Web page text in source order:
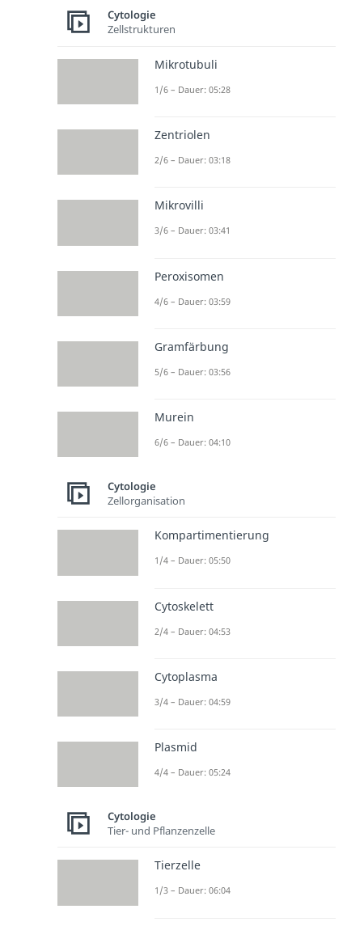
Cytologie
Zellstrukturen
Mikrotubuli
1/6 – Dauer: 05:28
Zentriolen
2/6 – Dauer: 03:18
Mikrovilli
3/6 – Dauer: 03:41
Peroxisomen
4/6 – Dauer: 03:59
Gramfärbung
5/6 – Dauer: 03:56
Murein
6/6 – Dauer: 04:10
Cytologie
Zellorganisation
Kompartimentierung
1/4 – Dauer: 05:50
Cytoskelett
2/4 – Dauer: 04:53
Cytoplasma
3/4 – Dauer: 04:59
Plasmid
4/4 – Dauer: 05:24
Cytologie
Tier- und Pflanzenzelle
Tierzelle
1/3 – Dauer: 06:04